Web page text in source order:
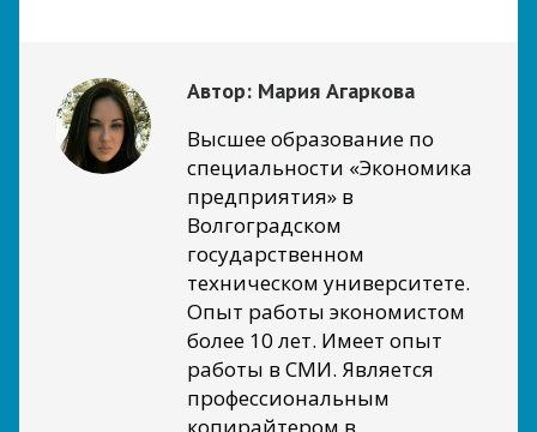
Автор: Мария Агаркова
Высшее образование по
специальности «Экономика
предприятия» в
Волгоградском
государственном
техническом университете.
Опыт работы экономистом
более 10 лет. Имеет опыт
работы в СМИ. Является
профессиональным